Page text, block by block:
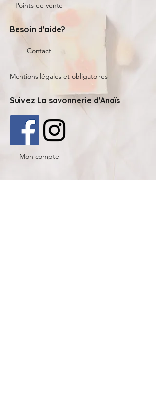
Points de vente
Besoin d'aide?
Contact
Mentions légales et obligatoires
Suivez La savonnerie d'Anaïs
Mon compte